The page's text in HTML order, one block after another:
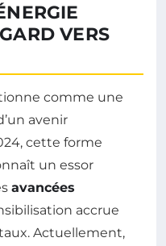
VERS
comme une
avenir
cette forme
un essor
avancées
accrue
Actuellement,